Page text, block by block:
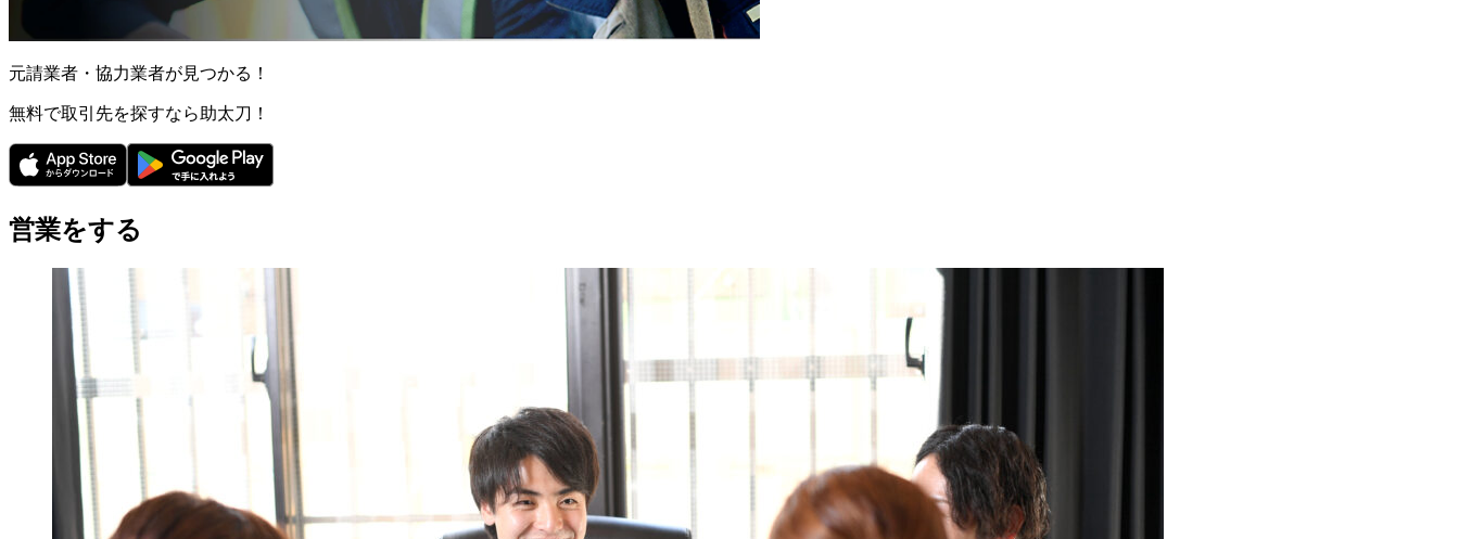
元請業者・協力業者が見つかる！
無料で取引先を探すなら助太刀！
営業をする